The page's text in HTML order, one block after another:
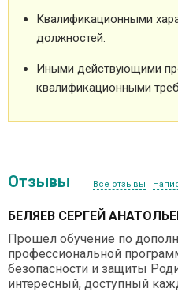
Квалификационными
должностей.
Иными действующими
квалификационными
Отзывы Все отзывы
БЕЛЯЕВ СЕРГЕЙ
Прошел обучение по
профессиональной
безопасности и защиты
интересный, доступный